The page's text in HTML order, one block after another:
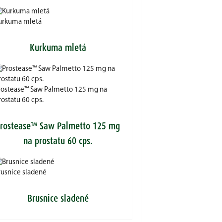
mletá
Kurkuma mletá
Saw Palmetto 125 mg na
60 cps.
Saw Palmetto 125 mg
na prostatu 60 cps.
sladené
Brusnice sladené